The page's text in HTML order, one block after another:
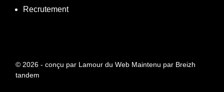
Recrutement
© 2026 - conçu par Lamour du Web Maintenu par Breizh
tandem